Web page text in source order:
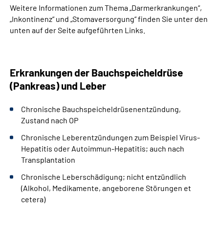
Weitere Informationen zum Thema „Darmerkrankungen“,
„Inkontinenz“ und „Stomaversorgung“ finden Sie unter den
unten auf der Seite aufgeführten Links.
Erkrankungen der Bauchspeicheldrüse
(Pankreas) und Leber
Chronische Bauchspeicheldrüsenentzündung,
Zustand nach OP
Chronische Leberentzündungen zum Beispiel Virus-
Hepatitis oder Autoimmun-Hepatitis; auch nach
Transplantation
Chronische Leberschädigung; nicht entzündlich
(Alkohol, Medikamente, angeborene Störungen et
cetera)